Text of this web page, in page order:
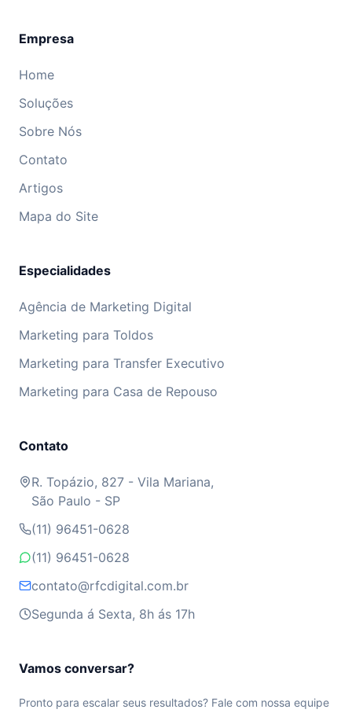
Empresa
Home
Soluções
Sobre Nós
Contato
Artigos
Mapa do Site
Especialidades
Agência de Marketing Digital
Marketing para Toldos
Marketing para Transfer Executivo
Marketing para Casa de Repouso
Contato
R. Topázio, 827 - Vila Mariana,
São Paulo - SP
(11) 96451-0628
(11) 96451-0628
contato@rfcdigital.com.br
Segunda á Sexta, 8h ás 17h
Vamos conversar?
Pronto para escalar seus resultados? Fale com nossa equipe